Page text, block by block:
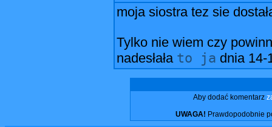
moja siostra tez sie
Tylko nie wiem czy
nadesłała to ja dnia 14-
Aby dodać komentarz
UWAGA! Prawdopodobnie